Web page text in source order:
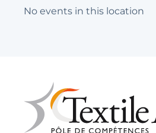
No events in this location